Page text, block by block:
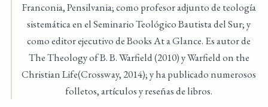
Franconia, Pensilvania; como profesor adjunto de teología
sistemática en el Seminario Teológico Bautista del Sur; y
como editor ejecutivo de Books At a Glance. Es autor de
The Theology of B. B. Warfield (2010) y Warfield on the
Christian Life(Crossway, 2014); y ha publicado numerosos
folletos, artículos y reseñas de libros.